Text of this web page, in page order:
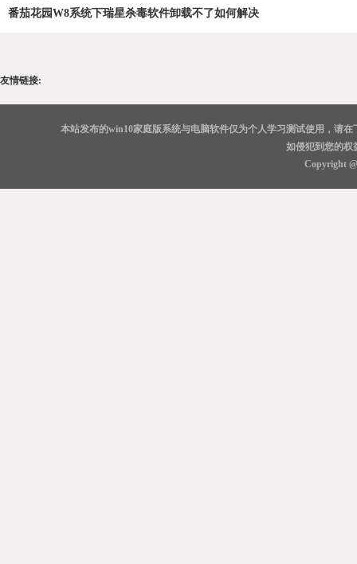
番茄花园W8系统下瑞星杀毒软件卸载不了如何解决
友情链接:
本站发布的win10家庭版系统与电脑软件仅为个人学习测试使用，请
如侵犯到您的权
Copyright